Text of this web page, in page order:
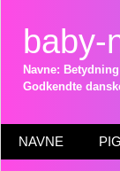
baby-
Navne:
Godkendte
NAVNE